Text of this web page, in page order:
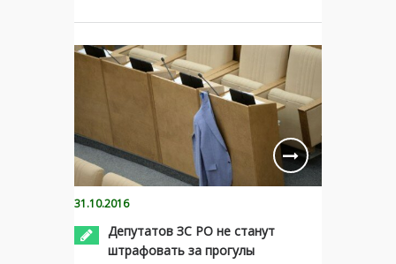
31.10.2016
Депутатов ЗС РО не станут
штрафовать за прогулы